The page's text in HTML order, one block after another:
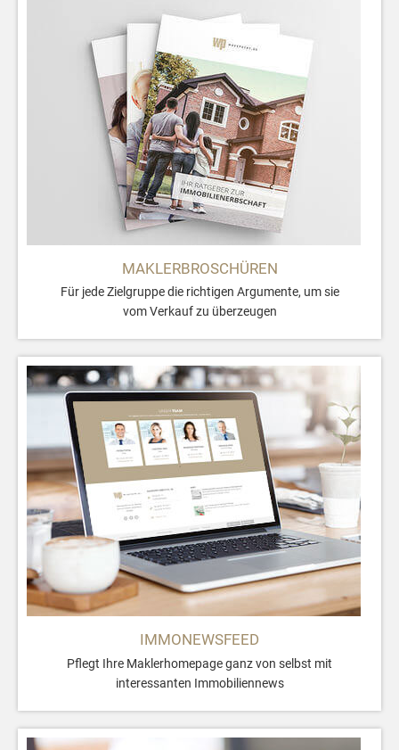
MAKLERBROSCHÜREN
Für jede Zielgruppe die richtigen Argumente, um sie
vom Verkauf zu überzeugen
IMMONEWSFEED
Pflegt Ihre Maklerhomepage ganz von selbst mit
interessanten Immobiliennews